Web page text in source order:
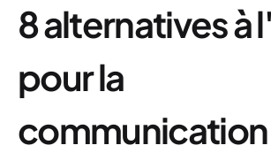
8 alternatives à
pour la